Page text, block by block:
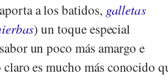
a los batidos, galletas
) un toque especial
un poco más amargo e
es mucho más conocido